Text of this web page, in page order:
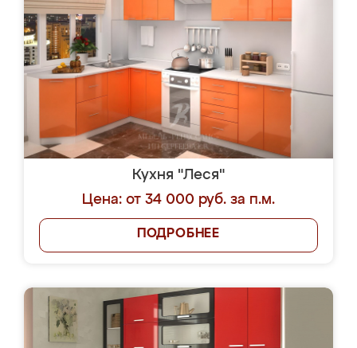
Кухня "Леся"
Цена: от 34 000 руб. за п.м.
ПОДРОБНЕЕ